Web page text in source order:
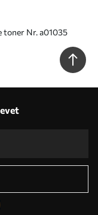
toner Nr. a01035